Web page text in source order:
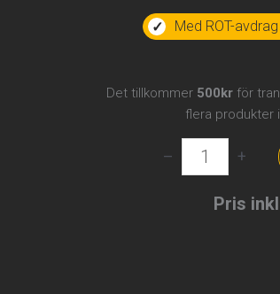
Med ROT-avdrag
Det tillkommer 500kr för
flera produkter
–
Elektriker
+
Pris